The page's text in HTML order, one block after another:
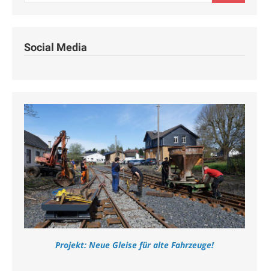
Social Media
Projekt: Neue Gleise für alte Fahrzeuge!